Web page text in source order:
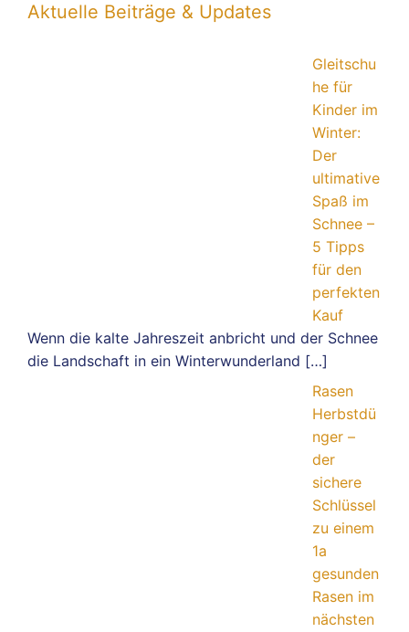
Aktuelle Beiträge & Updates
Gleitschu
he für
Kinder im
Winter:
Der
ultimative
Spaß im
Schnee –
5 Tipps
für den
perfekten
Kauf
Wenn die kalte Jahreszeit anbricht und der Schnee
die Landschaft in ein Winterwunderland […]
Rasen
Herbstdü
nger –
der
sichere
Schlüssel
zu einem
1a
gesunden
Rasen im
nächsten